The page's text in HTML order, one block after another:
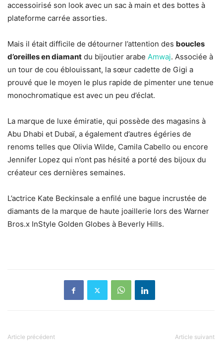
accessoirisé son look avec un sac à main et des bottes à
plateforme carrée assorties.
Mais il était difficile de détourner l’attention des boucles
d’oreilles en diamant du bijoutier arabe Amwaj. Associée à
un tour de cou éblouissant, la sœur cadette de Gigi a
prouvé que le moyen le plus rapide de pimenter une tenue
monochromatique est avec un peu d’éclat.
La marque de luxe émiratie, qui possède des magasins à
Abu Dhabi et Dubaï, a également d’autres égéries de
renoms telles que Olivia Wilde, Camila Cabello ou encore
Jennifer Lopez qui n’ont pas hésité a porté des bijoux du
créateur ces dernières semaines.
L’actrice Kate Beckinsale a enfilé une bague incrustée de
diamants de la marque de haute joaillerie lors des Warner
Bros.x InStyle Golden Globes à Beverly Hills.
Article précédent Article suivant